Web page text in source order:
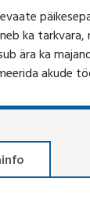
ka
ära ka
akude